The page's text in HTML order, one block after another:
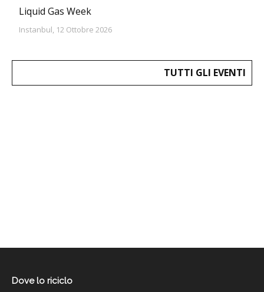
Liquid Gas Week
Instanbul, 12 Ottobre 2026
TUTTI GLI EVENTI
Dove lo riciclo